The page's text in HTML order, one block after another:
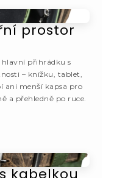
prostor
hlavní přihrádku s
– knížku, tablet,
ani menší kapsa pro
a přehledně po ruce.
kabelkou